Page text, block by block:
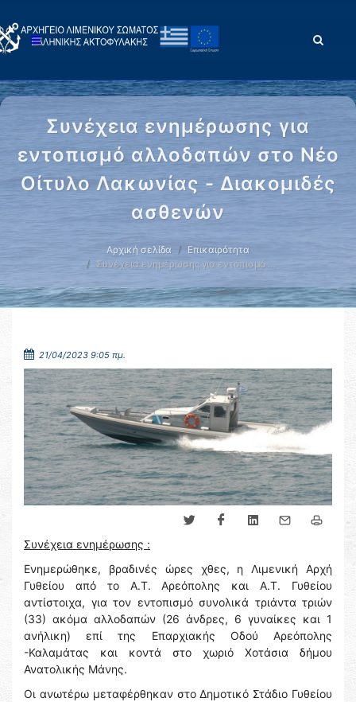
Συνέχεια ενημέρωσης για
εντοπισμό αλλοδαπών στο Νέο
Οίτυλο Λακωνίας - Διακομιδές
ασθενών
Αρχική σελίδα
Επικαιρότητα
Συνέχεια ενημέρωσης για εντοπισμό …
21/04/2023 9:05 πμ.
Συνέχεια ενημέρωσης :
Ενημερώθηκε, βραδινές ώρες χθες, η Λιμενική Αρχή
Γυθείου από το Α.Τ. Αρεόπολης και Α.Τ. Γυθείου
αντίστοιχα, για τον εντοπισμό συνολικά τριάντα τριών
(33) ακόμα αλλοδαπών (26 άνδρες, 6 γυναίκες και 1
ανήλικη) επί της Επαρχιακής Οδού Αρεόπολης
-Καλαμάτας και κοντά στο χωριό Χοτάσια δήμου
Ανατολικής Μάνης.
Οι ανωτέρω μεταφέρθηκαν στο Δημοτικό Στάδιο Γυθείου